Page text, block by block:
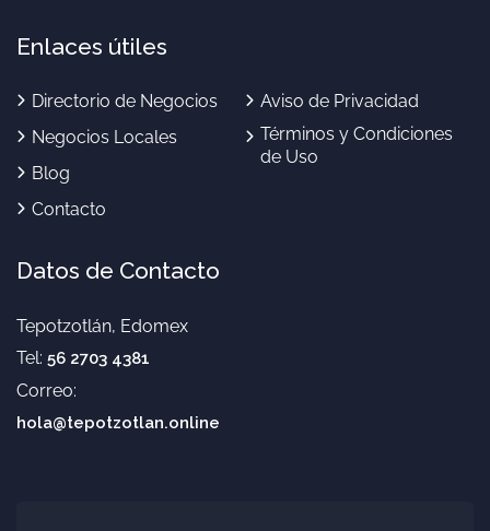
Enlaces útiles
Directorio de Negocios
Negocios Locales
Blog
Contacto
Aviso de Privacidad
Términos y Condiciones
de Uso
Datos de Contacto
Tepotzotlán, Edomex
Tel: 56 2703 4381
Correo:
hola@tepotzotlan.online